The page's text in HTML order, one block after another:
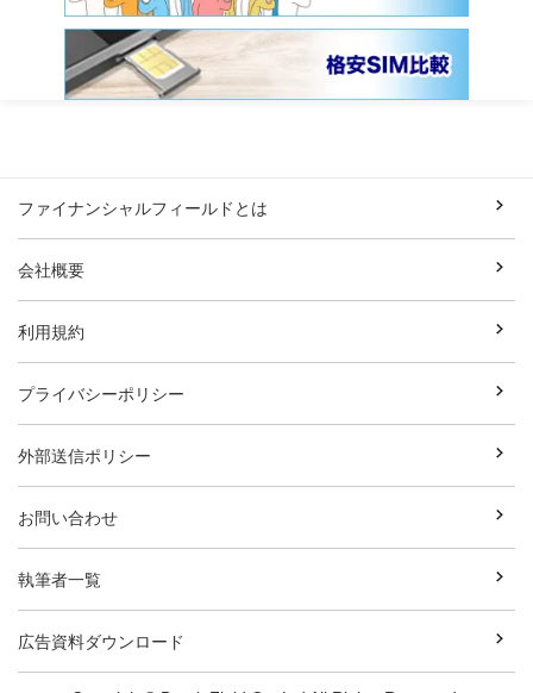
ファイナンシャルフィールドとは
会社概要
利用規約
プライバシーポリシー
外部送信ポリシー
お問い合わせ
執筆者一覧
広告資料ダウンロード